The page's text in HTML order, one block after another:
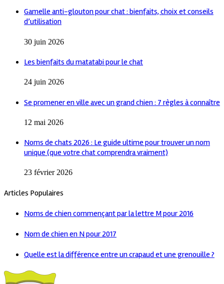
Gamelle anti-glouton pour chat : bienfaits, choix et conseils
d’utilisation
30 juin 2026
Les bienfaits du matatabi pour le chat
24 juin 2026
Se promener en ville avec un grand chien : 7 règles à connaître
12 mai 2026
Noms de chats 2026 : Le guide ultime pour trouver un nom
unique (que votre chat comprendra vraiment)
23 février 2026
Articles Populaires
Noms de chien commençant par la lettre M pour 2016
Nom de chien en N pour 2017
Quelle est la différence entre un crapaud et une grenouille ?